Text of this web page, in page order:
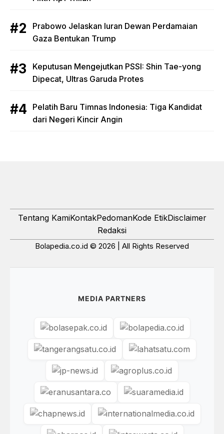
Prabowo Jelaskan Iuran Dewan Perdamaian
Gaza Bentukan Trump
Keputusan Mengejutkan PSSI: Shin Tae-yong
Dipecat, Ultras Garuda Protes
Pelatih Baru Timnas Indonesia: Tiga Kandidat
dari Negeri Kincir Angin
Tentang KamiKontakPedomanKode EtikDisclaimer
Redaksi
Bolapedia.co.id © 2026 | All Rights Reserved
MEDIA PARTNERS